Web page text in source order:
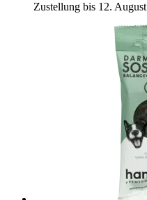
Zustellung bis 12. August